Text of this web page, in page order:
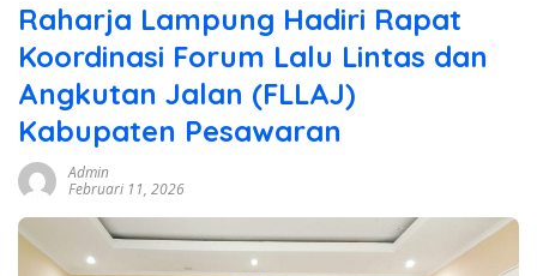
Raharja Lampung Hadiri Rapat
Koordinasi Forum Lalu Lintas dan
Angkutan Jalan (FLLAJ)
Kabupaten Pesawaran
Admin
Februari 11, 2026